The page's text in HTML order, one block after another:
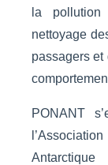
la
nettoyage
passagers et
PONANT